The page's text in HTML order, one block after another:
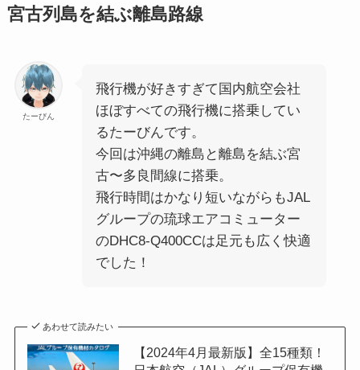
宮古列島を結ぶ離島路線
たーびん
飛行機が好きすぎて国内航空会社
ほぼすべての飛行機に搭乗してい
るたーびんです。
今回は沖縄の離島と離島を結ぶ宮
古〜多良間線に搭乗。
飛行時間はかなり短いながらもJAL
グループの琉球エアコミューター
のDHC8-Q400CCは足元も広く快適
でした！
あわせて読みたい
【2024年4月最新版】全15種類！